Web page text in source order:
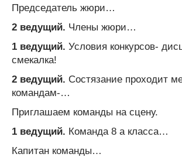
Председатель жюри…
2 ведущий. Члены жюри…
1 ведущий. Условия конкурсов-
смекалка!
2 ведущий. Состязание проходит
командам-…
Приглашаем команды на сцену.
1 ведущий. Команда 8 а класса…
Капитан команды…